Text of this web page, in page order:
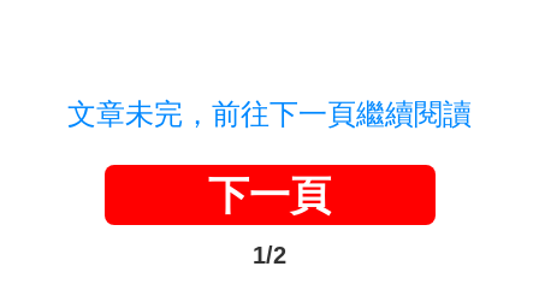
文章未完，前往下一頁繼續閱讀
下一頁
1/2